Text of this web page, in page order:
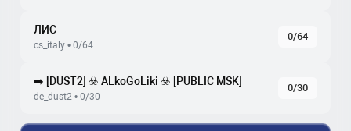
ЛИС
cs_italy • 0/64
0/64
➡️ [DUST2] ☣️ ALkoGoLiki ☣️ [PUBLIC MSK]
de_dust2 • 0/30
0/30